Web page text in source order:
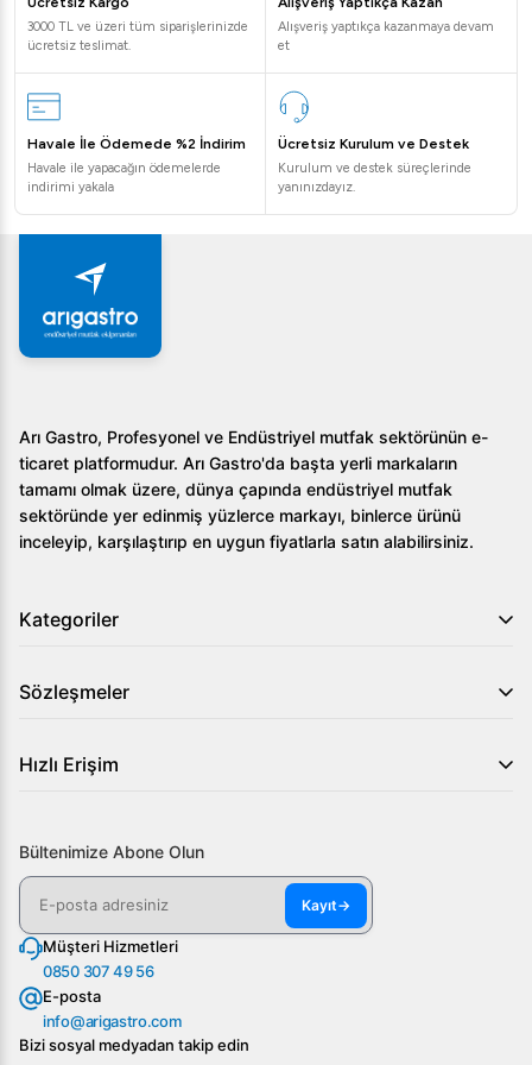
Hız ayarları manuel mi?
Evet, hız varyatörü manuel olarak ayarlanabilir, böylece
işlem türüne göre en uygun hızı seçebilirsiniz.
Dito Sama K55 Cutter Mikser Mutfak Robotu, mutfak
işleyişinizi çok daha hızlı ve verimli hale getirecek
mutfaklar için vazgeçilmez bir seçenektir.
3000 TL ve üzeri tüm siparişlerinizde
ücretsiz teslimat.
Alışveriş yaptıkça kazanmaya devam
et
Havale İle Ödemede %2 İndirim
Havale ile yapacağın ödemelerde
indirimi yakala
Ücretsiz Kurulum ve Destek
Kurulum ve destek süreçlerinde
yanınızdayız.
Arı Gastro, Profesyonel ve Endüstriyel mutfak sektörünün e-
ticaret platformudur. Arı Gastro'da başta yerli markaların
tamamı olmak üzere, dünya çapında endüstriyel mutfak
sektöründe yer edinmiş yüzlerce markayı, binlerce ürünü
inceleyip, karşılaştırıp en uygun fiyatlarla satın alabilirsiniz.
Kategoriler
Sözleşmeler
Hızlı Erişim
Bültenimize Abone Olun
Kayıt→
Müşteri Hizmetleri
0850 307 49 56
E-posta
info@arigastro.com
Bizi sosyal medyadan takip edin